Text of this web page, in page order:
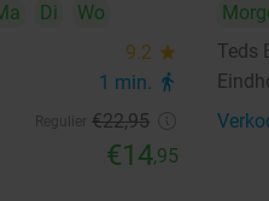
Di
Wo
9.2 star
1 min. directions_walk
€22,95
€14,95
Teds